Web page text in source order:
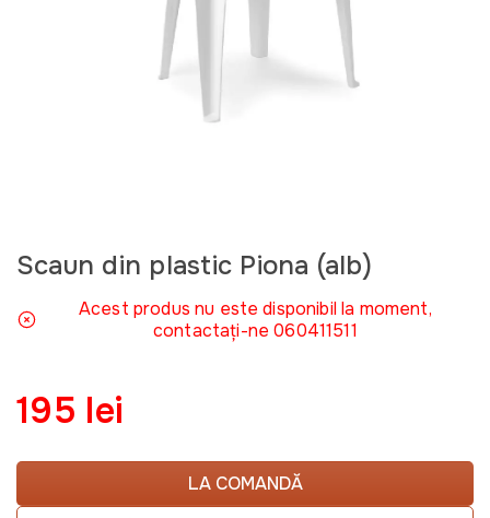
Scaun din plastic Piona (alb)
Acest produs nu este disponibil la moment,
contactați-ne 060411511
195 lei
LA COMANDĂ